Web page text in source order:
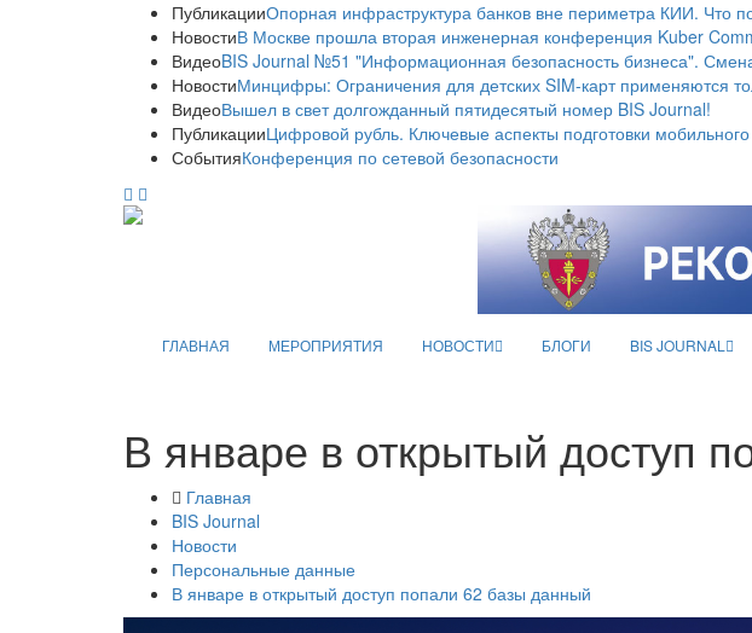
ПубликацииОпорная инфраструктура банков вне периметра КИИ. Что
НовостиВ Москве прошла вторая инженерная конференция Kuber
ВидеоBIS Journal №51 "Информационная безопасность бизнеса".
НовостиМинцифры: Ограничения для детских SIM-карт применяются
ВидеоВышел в свет долгожданный пятидесятый номер BIS Journal!
ПубликацииЦифровой рубль. Ключевые аспекты подготовки
СобытияКонференция по сетевой безопасности
ГЛАВНАЯ МЕРОПРИЯТИЯ НОВОСТИ БЛОГИ BIS JOURNAL
В январе в открытый доступ
Главная
BIS Journal
Новости
Персональные данные
В январе в открытый доступ попали 62 базы данный